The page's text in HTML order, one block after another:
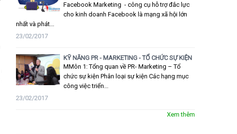
Facebook Marketing - công cụ hỗ trợ đắc lực
cho kinh doanh Facebook là mạng xã hội lớn
nhất và phát...
23/02/2017
KỸ NĂNG PR - MARKETING - TỔ CHỨC SỰ KIỆN
MMôn 1: Tổng quan về PR- Marketing – Tổ
chức sự kiện Phân loại sự kiện Các hạng mục
công việc triển...
23/02/2017
Xem thêm